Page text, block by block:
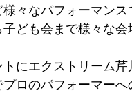
々なパフォーマン
ども会まで様々な
にエクストリーム
ロのパフォーマー